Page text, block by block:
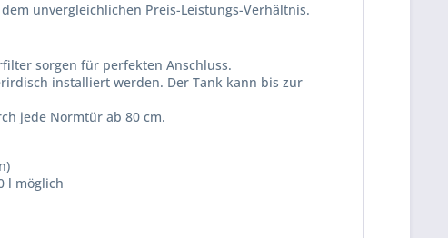
unvergleichlichen Preis-Leistungs-Verhältnis.
sorgen für perfekten Anschluss.
installiert werden. Der Tank kann bis zur
jede Normtür ab 80 cm.
l möglich